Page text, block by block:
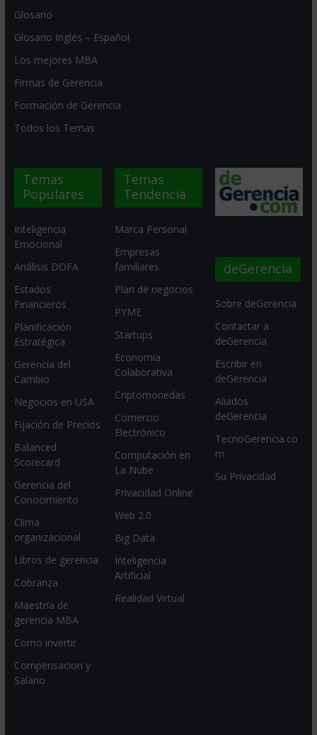
Glosario
Glosario Inglés – Español
Los mejores MBA
Firmas de Gerencia
Formación de Gerencia
Todos los Temas
Temas
Populares
Inteligencia
Emocional
Análisis DOFA
Estados
Financieros
Planificación
Estratégica
Gerencia del
Cambio
Negocios en USA
Fijación de Precios
Balanced
Scorecard
Gerencia del
Conocimiento
Clima
organizacional
Libros de gerencia
Cobranza
Maestría de
gerencia MBA
Como invertir
Compensacion y
Salario
Temas
Tendencia
Marca Personal
Empresas
familiares
Plan de negocios
PYME
Startups
Economia
Colaborativa
Criptomonedas
Comercio
Electrónico
Computación en
La Nube
Privacidad Online
Web 2.0
Big Data
Inteligencia
Artificial
Realidad Virtual
deGerencia
Sobre deGerencia
Contactar a
deGerencia
Escribir en
deGerencia
Aliados
deGerencia
TecnoGerencia.co
m
Su Privacidad